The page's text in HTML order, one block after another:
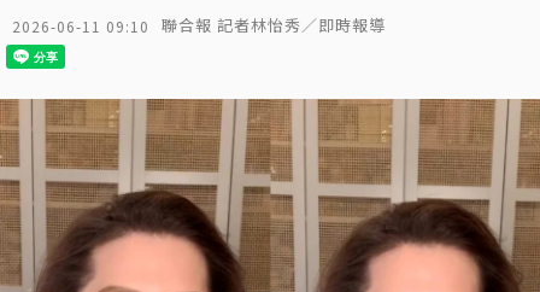
2026-06-11 09:10 聯合報 記者林怡秀／即時報導